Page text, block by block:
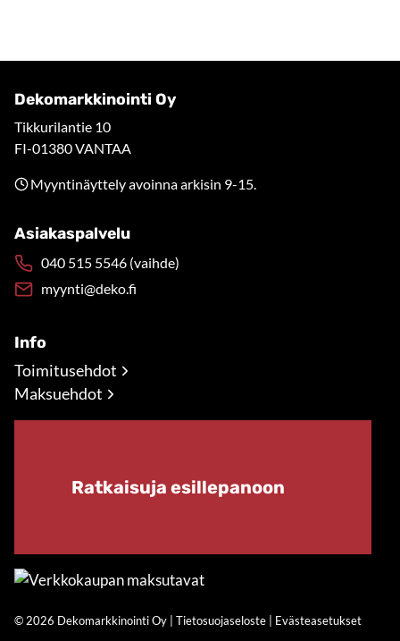
Dekomarkkinointi Oy
Tikkurilantie 10
FI-01380 VANTAA
Myyntinäyttely avoinna arkisin 9-15.
Asiakaspalvelu
040 515 5546 (vaihde)
myynti@deko.fi
Info
Toimitusehdot
Maksuehdot
Ratkaisuja esillepanoon
© 2026 Dekomarkkinointi Oy | Tietosuojaseloste Evästeasetukset